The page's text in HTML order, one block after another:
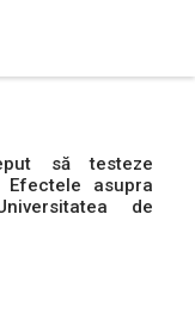
să testeze
asupra
de